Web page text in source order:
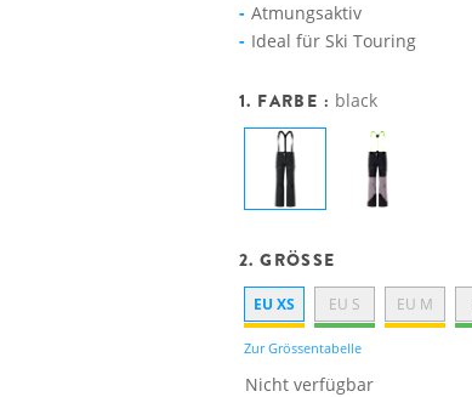
Atmungsaktiv
Ideal für Ski Touring
1. FARBE : black
2. GRÖSSE
EU XS EU S EU M
Zur Grössentabelle
Nicht verfügbar